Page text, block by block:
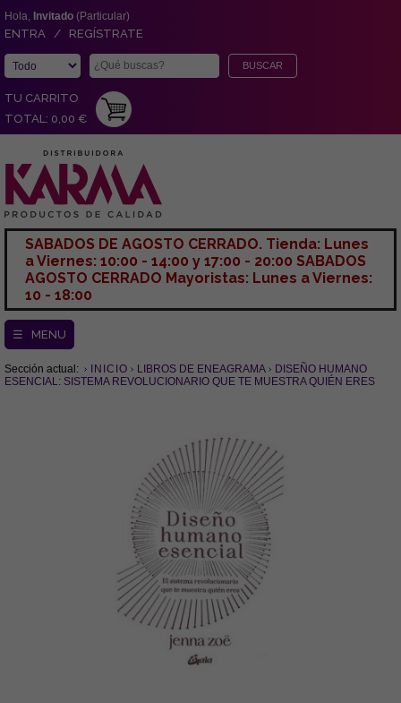
Hola, Invitado (Particular)
ENTRA / REGÍSTRATE
TU CARRITO
TOTAL: 0,00 €
SABADOS DE AGOSTO CERRADO. Tienda: Lunes
a Viernes: 10:00 - 14:00 y 17:00 - 20:00 SABADOS
AGOSTO CERRADO Mayoristas: Lunes a Viernes:
10 - 18:00
☰ MENU
Sección actual: INICIO LIBROS DE ENEAGRAMA
DISEÑO HUMANO
ESENCIAL: SISTEMA REVOLUCIONARIO QUE TE MUESTRA QUIÉN ERES